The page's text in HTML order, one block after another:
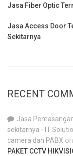
Jasa Fiber Optic
Jasa Access Door
Sekitarnya
RECENT
Jasa
sekitarnya - IT
camera dan PABX on
PAKET CCTV